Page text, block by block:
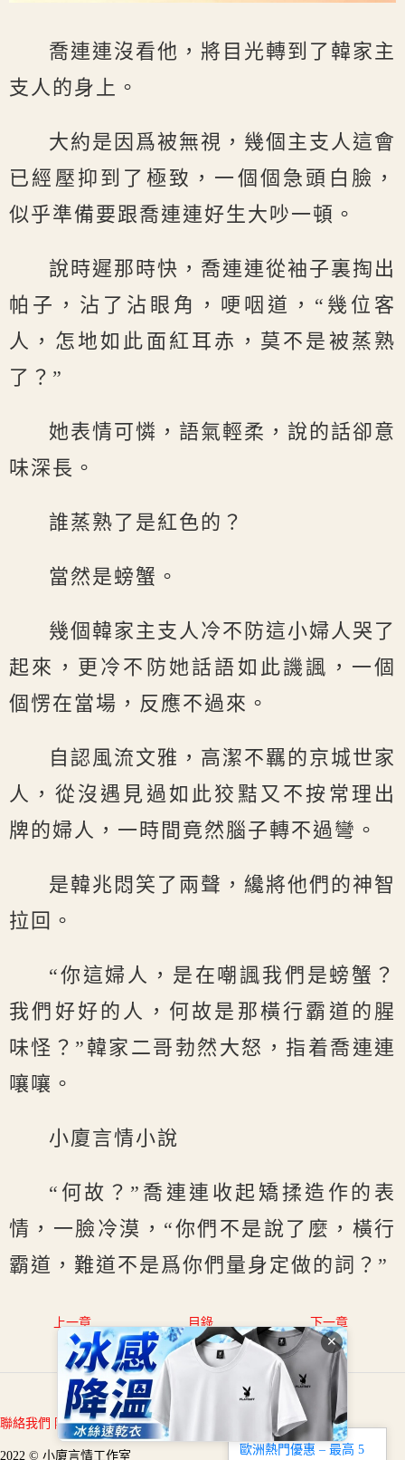
喬連連沒看他，將目光轉到了韓家主
支人的身上。
大約是因爲被無視，幾個主支人這會
已經壓抑到了極致，一個個急頭白臉，
似乎準備要跟喬連連好生大吵一頓。
說時遲那時快，喬連連從袖子裏掏出
帕子，沾了沾眼角，哽咽道，“幾位客
人，怎地如此面紅耳赤，莫不是被蒸熟
了？”
她表情可憐，語氣輕柔，說的話卻意
味深長。
誰蒸熟了是紅色的？
當然是螃蟹。
幾個韓家主支人冷不防這小婦人哭了
起來，更冷不防她話語如此譏諷，一個
個愣在當場，反應不過來。
自認風流文雅，高潔不羈的京城世家
人，從沒遇見過如此狡黠又不按常理出
牌的婦人，一時間竟然腦子轉不過彎。
是韓兆悶笑了兩聲，纔將他們的神智
拉回。
“你這婦人，是在嘲諷我們是螃蟹？
我們好好的人，何故是那橫行霸道的腥
味怪？”韓家二哥勃然大怒，指着喬連連
嚷嚷。
小廈言情小說
“何故？”喬連連收起矯揉造作的表
情，一臉冷漠，“你們不是說了麼，橫行
霸道，難道不是爲你們量身定做的詞？”
上一章 目錄 下一章
聯絡我們 隱私條款 免責宣告 關於我們
2022 © 小廈言情工作室 歐洲熱門優惠 – 最高 5
✕